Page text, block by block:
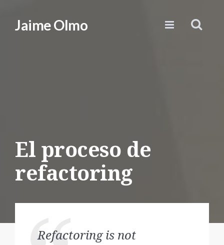
Jaime Olmo
El proceso de
refactoring
Refactoring is not